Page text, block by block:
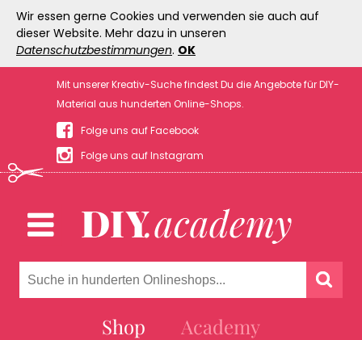
Wir essen gerne Cookies und verwenden sie auch auf
dieser Website. Mehr dazu in unseren
Datenschutzbestimmungen. OK
Mit unserer Kreativ-Suche findest Du die Angebote für DIY-
Material aus hunderten Online-Shops.
Folge uns auf Facebook
Folge uns auf Instagram
Shop Academy